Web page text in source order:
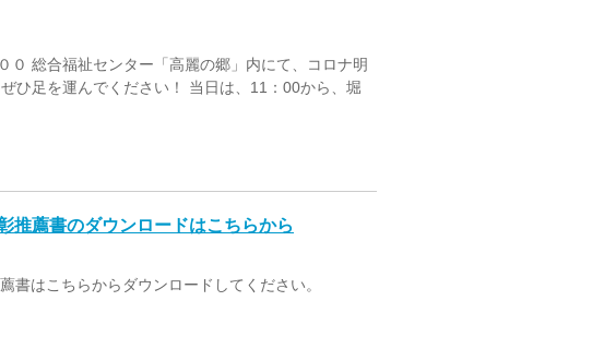
０ 総合福祉センター「高麗の郷」内にて、コロナ明
ひ足を運んでください！ 当日は、11：00から、堀
推薦書のダウンロードはこちらから
書はこちらからダウンロードしてください。